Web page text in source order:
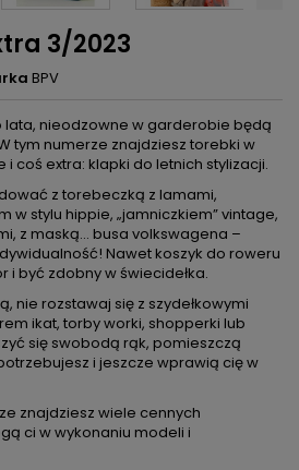
3/2023
BPV
lata, nieodzowne w garderobie będą
tym numerze znajdziesz torebki w
coś extra: klapki do letnich stylizacji.
z torebeczką z lamami,
w stylu hippie, „jamniczkiem” vintage,
z maską… busa volkswagena –
Nawet koszyk do roweru
i być zdobny w świecidełka.
nie rozstawaj się z szydełkowymi
ikat, torby worki, shopperki lub
się swobodą rąk, pomieszczą
i jeszcze wprawią cię w
znajdziesz wiele cennych
ci w wykonaniu modeli i